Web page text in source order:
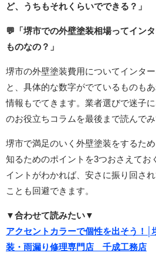
ど、うちもそれくらいでできる？」
💬「堺市での外壁塗装相場ってイン
ものなの？」
堺市の外壁塗装費用についてインタ
と、具体的な数字がでているものも
情報もでてきます。業者選びで迷子
のお役立ちコラムを最後まで読んでみ
堺市で満足のいく外壁塗装をするた
知るためのポイントを3つおさえてお
イントがわかれば、安さに振り回さ
ことも回避できます。
▼合わせて読みたい▼
アクセントカラーで個性を出そう！│
装・雨漏り修理専門店 千成工務店